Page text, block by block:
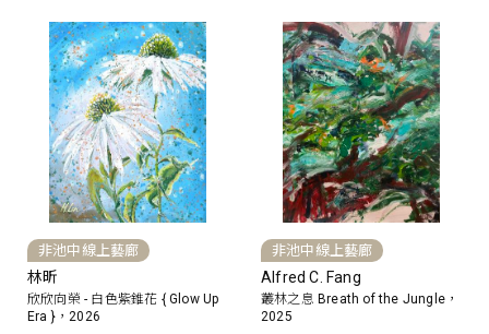
非池中線上藝廊
林昕
欣欣向榮 - 白色紫錐花 { Glow Up
Era }，2026
非池中線上藝廊
Alfred C. Fang
叢林之息 Breath of the Jungle，
2025